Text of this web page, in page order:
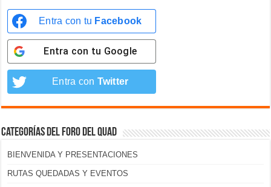
Entra con tu Facebook
Entra con tu Google
Entra con Twitter
Categorías del foro del Quad
BIENVENIDA Y PRESENTACIONES
RUTAS QUEDADAS Y EVENTOS